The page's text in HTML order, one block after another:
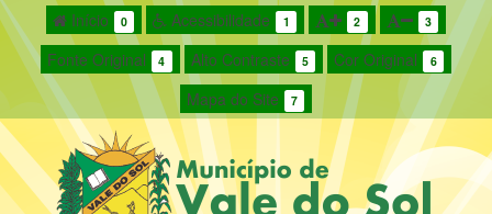
Início 0 Acessibilidade 1 2 3
Fonte Original 4 Alto Contraste 5 Cor Original 6
Mapa do Site 7